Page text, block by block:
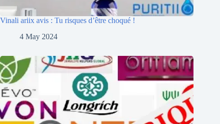
Vinali ariix avis : Tu risques d’être choqué !
4 May 2024